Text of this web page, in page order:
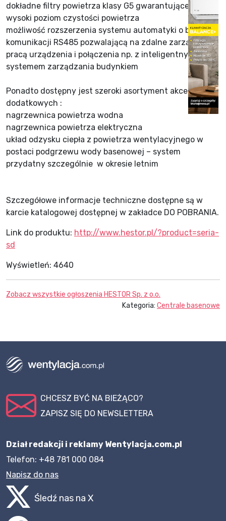
dokładne filtry powietrza klasy G5 gwarantujące bardzo
wysoki poziom czystości powietrza
możliwość rozszerzenia systemu automatyki o bramkę
komunikacji RS485 pozwalającą na zdalne zarządzanie
pracą urządzenia i połączenia np. z inteligentnym
systemem zarządzania budynkiem
Ponadto dostępny jest szeroki asortyment akcesoriów
dodatkowych :
nagrzewnica powietrza wodna
nagrzewnica powietrza elektryczna
układ odzysku ciepła z powietrza wentylacyjnego w
postaci podgrzewu wody basenowej – system
przydatny szczególnie w okresie letnim
Szczegółowe informacje techniczne dostępne są w
karcie katalogowej dostępnej w zakładce DO POBRANIA.
Link do produktu: http://www.hestor.pl/?product=seria-
sd
Wyświetleń: 4640
Zobacz wszystkie ogłoszenia HESTOR Sp. z o.o.
Kategoria: Centrale basenowe
CHCESZ BYĆ NA BIEŻĄCO?
ZAPISZ SIĘ DO NEWSLETTERA
Dział redakcji i reklamy Wentylacja.com.pl
Telefon: +48 781 000 084
Napisz do nas
Śledź nas na X